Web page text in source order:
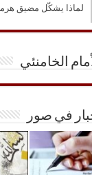
لماذا يشكّل مضيق هرمز
الخامنئي
في صور